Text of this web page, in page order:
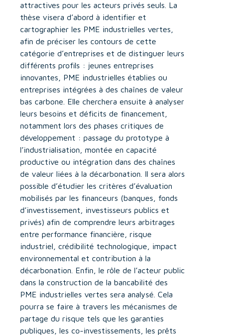
attractives pour les acteurs privés seuls. La
thèse visera d’abord à identifier et
cartographier les PME industrielles vertes,
afin de préciser les contours de cette
catégorie d’entreprises et de distinguer leurs
différents profils : jeunes entreprises
innovantes, PME industrielles établies ou
entreprises intégrées à des chaînes de valeur
bas carbone. Elle cherchera ensuite à analyser
leurs besoins et déficits de financement,
notamment lors des phases critiques de
développement : passage du prototype à
l’industrialisation, montée en capacité
productive ou intégration dans des chaînes
de valeur liées à la décarbonation. Il sera alors
possible d’étudier les critères d’évaluation
mobilisés par les financeurs (banques, fonds
d’investissement, investisseurs publics et
privés) afin de comprendre leurs arbitrages
entre performance financière, risque
industriel, crédibilité technologique, impact
environnemental et contribution à la
décarbonation. Enfin, le rôle de l’acteur public
dans la construction de la bancabilité des
PME industrielles vertes sera analysé. Cela
pourra se faire à travers les mécanismes de
partage du risque tels que les garanties
publiques, les co-investissements, les prêts